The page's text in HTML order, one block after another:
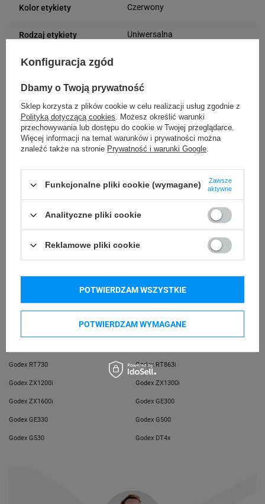
Kolor etykiety Czerwony
Rodzaj etykiety Uniwersalna
Szerokość etykiety
Długość etykiety 150 mm
Możliwość
odklejenia
Trudne
Podmiot
Specmark
43-400 Cieszyn (Polska)
telefon: 730811399
e-mail: gspr@ptmb.pl
Osoby
odpowiedzialne
Bielska 210
43-400 Cieszyn (Polska)
telefon: 730811399
e-mail: gspr@ptmb.pl
Kompatybilne urządzenia
Godex RT730 Godex RT863i
Godex ZX1200i Godex ZX1300i
Godex ZX1600i Godex GE300
Godex GE330 Godex G500
Godex G530 Godex DT4x
Konfiguracja zgód
Dbamy o Twoją prywatność
Sklep korzysta z plików cookie w celu realizacji usług zgodnie z
Polityką dotyczącą cookies. Możesz określić warunki
przechowywania lub dostępu do cookie w Twojej przeglądarce.
Więcej informacji na temat warunków i prywatności można
znaleźć także na stronie Prywatność i warunki Google.
Funkcjonalne pliki cookie (wymagane)
Zawsze
aktywne
Analityczne pliki cookie
Reklamowe pliki cookie
POTWIERDZAM WYMAGANE
POTWIERDZAM WSZYSTKIE